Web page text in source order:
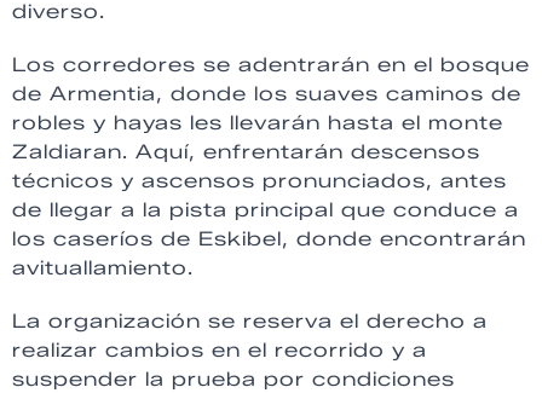
diverso.
Los corredores se adentrarán en el bosque
de Armentia, donde los suaves caminos de
robles y hayas les llevarán hasta el monte
Zaldiaran. Aquí, enfrentarán descensos
técnicos y ascensos pronunciados, antes
de llegar a la pista principal que conduce a
los caseríos de Eskibel, donde encontrarán
avituallamiento.
La organización se reserva el derecho a
realizar cambios en el recorrido y a
suspender la prueba por condiciones